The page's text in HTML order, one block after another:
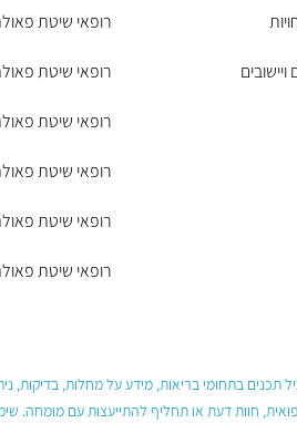
רופאי שיטת
רופאי שיטת
רופאי שיטת
רופאי שיטת
רופאי שיטת
רופאי שיטת
תכנים בתחומי בריאות, מידע על מחלות, בדיקות,
חוות דעת או תחליף להתייעצות עם מומחה.